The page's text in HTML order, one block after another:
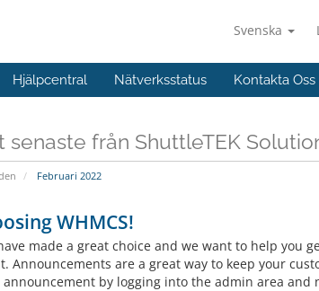
Svenska
Hjälpcentral Nätverksstatus Kontakta Oss
senaste från ShuttleTEK
Februari 2022
WHMCS!
made a great choice and we want to help you
Announcements are a great way to keep your
by logging into the admin area and